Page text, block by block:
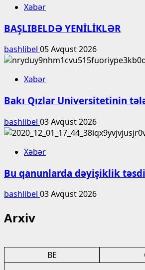
Xəbər
BAŞLIBELDƏ YENİLİKLƏR
bashlibel 05 Avqust 2026
Xəbər
Bakı Qızlar Universitetinin
bashlibel 03 Avqust 2026
Xəbər
Bu qanunlarda dəyişiklik
bashlibel 03 Avqust 2026
Arxiv
BE